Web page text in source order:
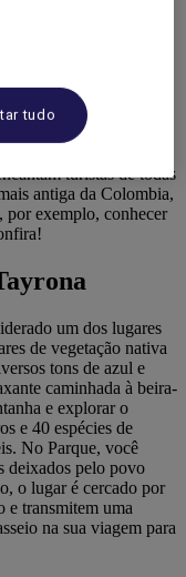
e pela
Santa Marta é um
turistas de todas
antiga da Colombia,
por exemplo, conhecer
um dos lugares
de vegetação nativa
tons de azul e
caminhada à beira-
e explorar o
e 40 espécies de
No Parque, você
deixados pelo povo
o lugar é cercado por
e transmitem uma
na sua viagem para
tudo